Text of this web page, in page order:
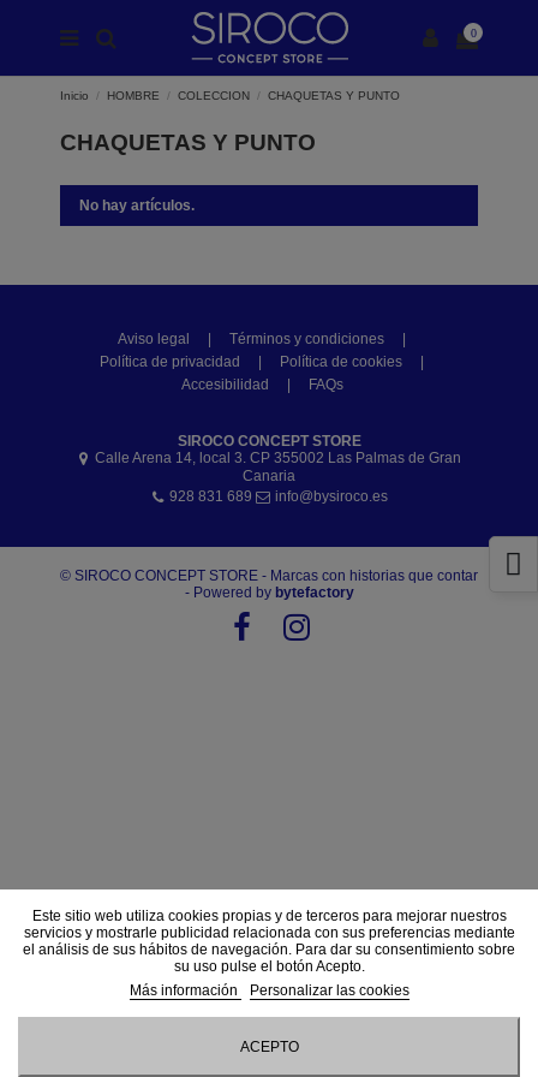
0
Inicio HOMBRE COLECCION CHAQUETAS Y PUNTO
CHAQUETAS Y PUNTO
No hay artículos.
Aviso legal Términos y condiciones
Política de privacidad
| Política de cookies
|
Accesibilidad
| FAQs
SIROCO CONCEPT STORE
Calle Arena 14, local 3. CP 355002 Las Palmas de Gran
Canaria
928 831 689
info@bysiroco.es
Este sitio web utiliza cookies propias y de terceros para mejorar nuestros
servicios y mostrarle publicidad relacionada con sus preferencias mediante
el análisis de sus hábitos de navegación. Para dar su consentimiento sobre
su uso pulse el botón Acepto.
Más información
Personalizar las cookies
ACEPTO
© SIROCO CONCEPT STORE - Marcas con historias que contar
- Powered by bytefactory